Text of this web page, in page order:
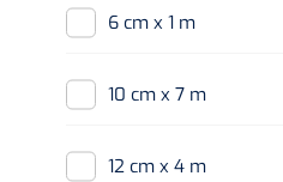
6 cm x 1 m
10 cm x 7 m
12 cm x 4 m